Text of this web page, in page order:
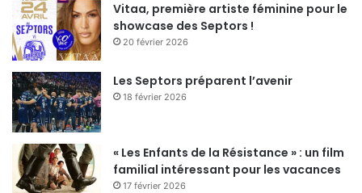
recette recette facile
recette simple Bowl Bowl poulet
Vitaa, première artiste féminine pour le
showcase des Septors !
20 février 2026
Les Septors préparent l’avenir
18 février 2026
« Les Enfants de la Résistance » : un film
familial intéressant pour les vacances
17 février 2026